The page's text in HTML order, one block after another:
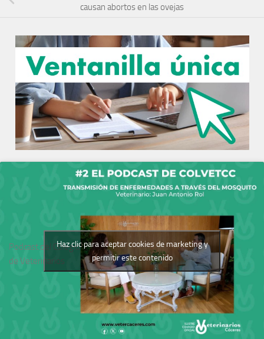
causan abortos en las ovejas
Podcast del Colegio
de Veterinarios
Haz clic para aceptar cookies de marketing y
permitir este contenido